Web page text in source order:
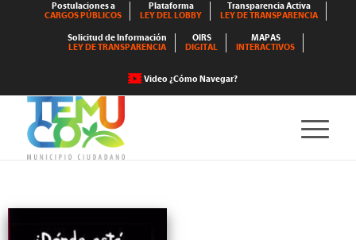
Postulaciones a
CARGOS PÚBLICOS
Plataforma
LEY DEL LOBBY
Transparencia Activa
LEY DE TRANSPARENCIA
Solicitud de Información
LEY DE TRANSPARENCIA
OIRS
DIGITAL
MAPAS
INTERACTIVOS
Video ¿Cómo Navegar?